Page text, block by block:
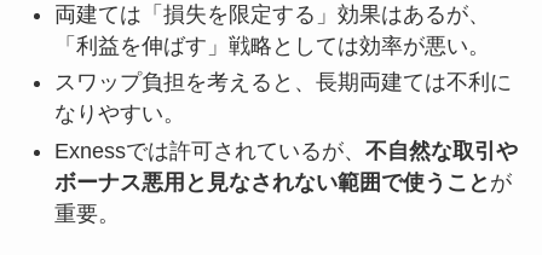
両建ては「損失を限定する」効果はあるが、
「利益を伸ばす」戦略としては効率が悪い。
スワップ負担を考えると、長期両建ては不利に
なりやすい。
Exnessでは許可されているが、 不自然な取引や
ボーナス悪用と見なされない範囲で使うこと が
重要。